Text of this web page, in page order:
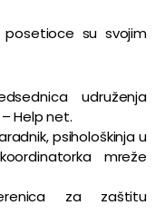
su svojim
udruženja
Help net.
psihološkinja u
mreže
za zaštitu